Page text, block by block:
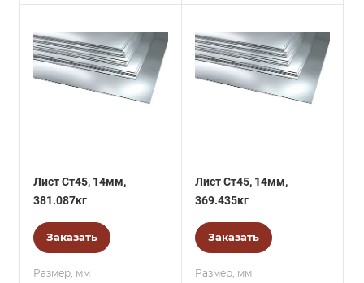
Лист Ст45, 14мм,
381.087кг
Заказать
Размер, мм
Лист Ст45, 14мм,
369.435кг
Заказать
Размер, мм